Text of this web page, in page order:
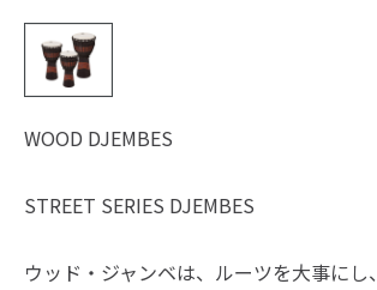
WOOD DJEMBES
STREET SERIES DJEMBES
ウッド・ジャンベは、ルーツを大事にし